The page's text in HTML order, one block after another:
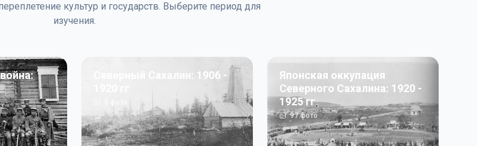
культур и государств. Выберите период для
изучения.
Северный Сахалин: 1906 -
Японская оккупация
Северного Сахалина: 1920 -
1925 гг
97фото